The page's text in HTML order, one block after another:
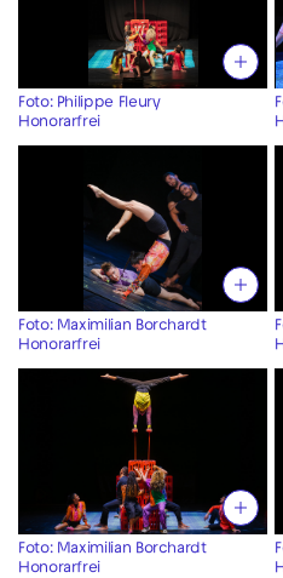
Foto: Philippe Fleury
Honorarfrei
Foto: Maximilian Borchardt
Honorarfrei
Foto: Maximilian Borchardt
Honorarfrei